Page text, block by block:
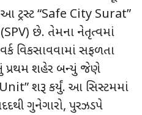
ટ્રસ્ટ “Safe City Surat”
SPV) છે. તેમના નેતૃત્વમાં
વિકસાવવામાં સફળતા
પ્રથમ શહેર બન્યું જેણે
શરૂ કર્યું. આ સિસ્ટમમાં
ગુનેગારો, પુરઝડપે